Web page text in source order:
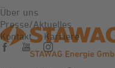
Über uns
Presse/Aktuelles
Kontakt
Karriere